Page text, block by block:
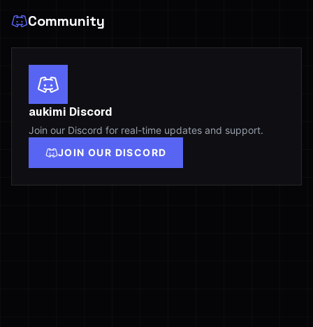
Community
aukimi Discord
Join our Discord for real-time updates and support.
JOIN OUR DISCORD